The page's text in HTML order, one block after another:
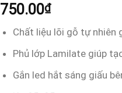
750.00₫
Chất liệu lõi gỗ tự nhiên
Phủ lớp Lamilate giúp
Gắn led hắt sáng giấu